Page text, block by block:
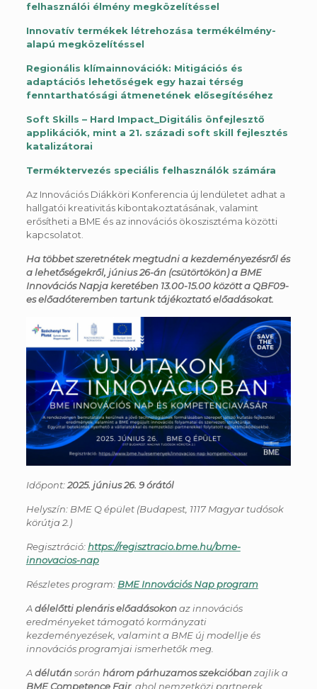
felhasználói élmény megközelítéssel
Innovatív termékek létrehozása termékélmény-
alapú megközelítéssel
Regionális klímainnovációk: Mitigációs és
adaptációs lehetőségek egy hazai térség
fenntarthatósági átmenetének elősegítéséhez
Soft Skills – Hard Impact_Digitális önfejlesztő
applikációk, mint a 21. századi soft skill fejlesztés
katalizátorai
Terméktervezés speciális felhasználók számára
Az Innovációs Diákköri Konferencia új lendületet adhat a
hallgatói kreativitás kibontakoztatásának, valamint
erősítheti a BME és az innovációs ökoszisztéma közötti
kapcsolatot.
Ha többet szeretnétek megtudni a kezdeményezésről és
a lehetőségekről, június 26-án (csütörtökön) a BME
Innovációs Napja keretében 13.00-15.00 között a QBF09-
es előadóteremben tartunk tájékoztató előadásokat.
Időpont:2025. június 26. 9 órától
Helyszín: BME Q épület (Budapest, 1117 Magyar tudósok
körútja 2.)
Regisztráció:https://regisztracio.bme.hu/bme-
innovacios-nap
Részletes program: BME Innovációs Nap program
Adélelőtti plenáris előadásokonaz innovációs
eredményeket támogató kormányzati
kezdeményezések, valamint a BME új modellje és
innovációs programjai ismerhetők meg.
Adélutánsorán három párhuzamos szekcióbanzajlik a
BME Competence Fair, ahol nemzetközi partnerek